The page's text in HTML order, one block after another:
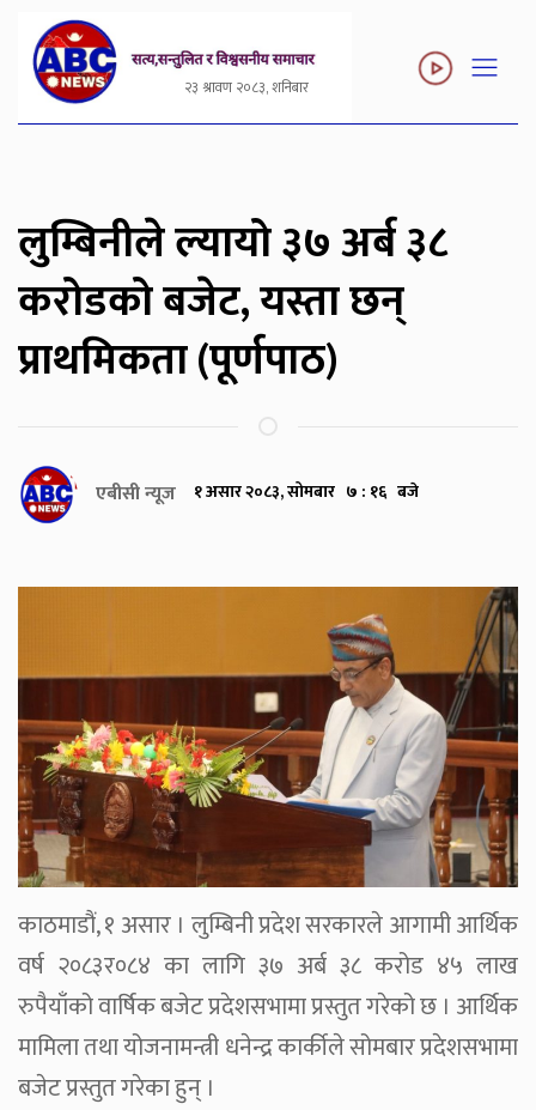
२३ श्रावण २०८३, शनिबार
लुम्बिनीले ल्यायो ३७ अर्ब ३८
करोडको बजेट, यस्ता छन्
प्राथमिकता (पूर्णपाठ)
एबीसी न्यूज १ असार २०८३, सोमबार ७ : १६ बजे
काठमाडौं, १ असार । लुम्बिनी प्रदेश सरकारले आगामी आर्थिक
वर्ष २०८३र०८४ का लागि ३७ अर्ब ३८ करोड ४५ लाख
रुपैयाँको वार्षिक बजेट प्रदेशसभामा प्रस्तुत गरेको छ । आर्थिक
मामिला तथा योजनामन्त्री धनेन्द्र कार्कीले सोमबार प्रदेशसभामा
बजेट प्रस्तुत गरेका हुन् ।